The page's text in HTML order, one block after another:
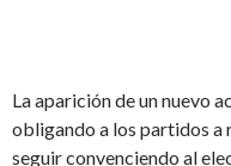
La aparición de un nuevo
obligando a los partidos a
seguir convenciendo al